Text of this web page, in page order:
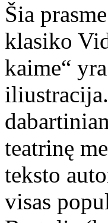
Šia
klasiko
kaime“
teatrinę
teksto
visas